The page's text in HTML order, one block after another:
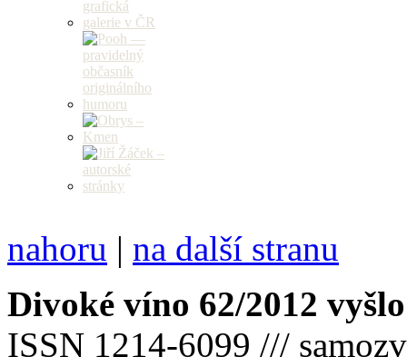
nahoru | na další stranu
Divoké víno 62/2012
ISSN 1214-6099 ///